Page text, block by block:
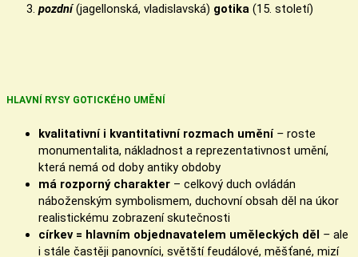
pozdní(jagellonská, vladislavská) gotika (15. století)
HLAVNÍ RYSY GOTICKÉHO UMĚNÍ
kvalitativní i kvantitativní rozmach umění– roste
monumentalita, nákladnost a reprezentativnost umění,
která nemá od doby antiky obdoby
má rozporný charakter – celkový duch ovládán
náboženským symbolismem, duchovní obsah děl na úkor
realistickému zobrazení skutečnosti
církev = hlavním objednavatelem uměleckých děl – ale
i stále častěji panovníci, světští feudálové, měšťané, mizí